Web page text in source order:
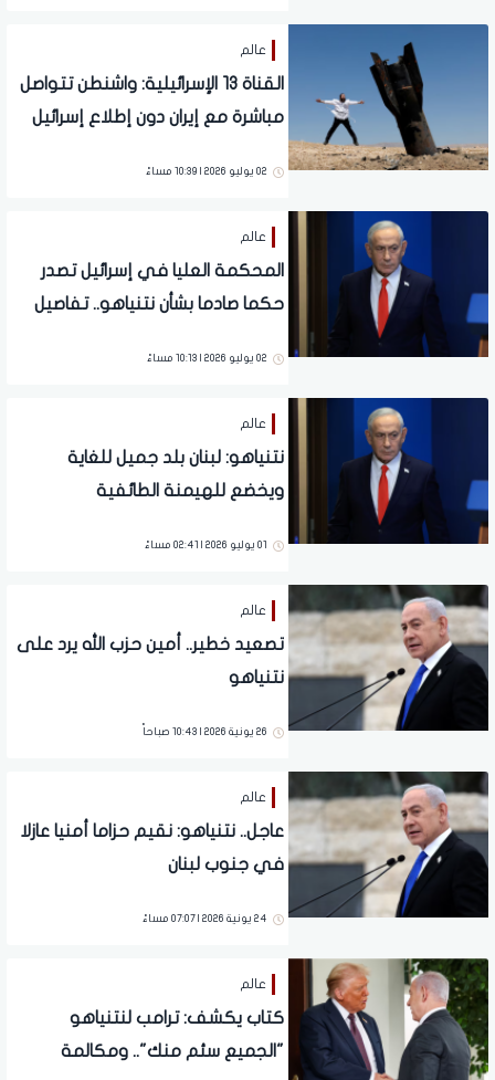
عالم
القناة 13 الإسرائيلية: واشنطن تتواصل
مباشرة مع إيران دون إطلاع إسرائيل
02 يوليو 2026 | 10:39 مساءً
عالم
المحكمة العليا في إسرائيل تصدر
حكما صادما بشأن نتنياهو.. تفاصيل
02 يوليو 2026 | 10:13 مساءً
عالم
نتنياهو: لبنان بلد جميل للغاية
ويخضع للهيمنة الطائفية
01 يوليو 2026 | 02:41 مساءً
عالم
تصعيد خطير.. أمين حزب الله يرد على
نتنياهو
26 يونية 2026 | 10:43 صباحاً
عالم
عاجل.. نتنياهو: نقيم حزاما أمنيا عازلا
في جنوب لبنان
24 يونية 2026 | 07:07 مساءً
عالم
كتاب يكشف: ترامب لنتنياهو
"الجميع سئم منك".. ومكالمة